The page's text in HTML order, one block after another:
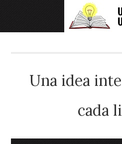
Una idea
cada